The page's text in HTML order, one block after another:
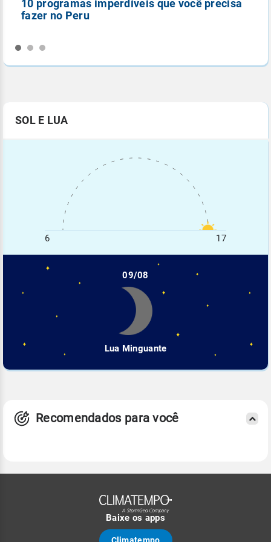
10 programas imperdíveis que você precisa
fazer no Peru
SOL E LUA
6 17
09/08
Lua Minguante
Recomendados para você
Baixe os apps